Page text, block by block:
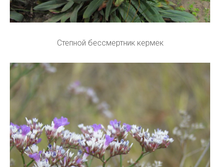
Степной бессмертник кермек